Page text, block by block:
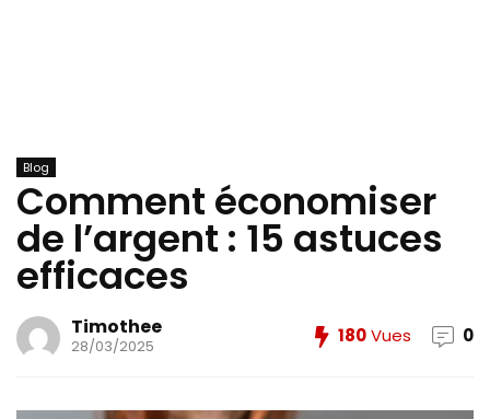
Blog
Comment économiser
de l’argent : 15 astuces
efficaces
Timothee
28/03/2025 180Vues 0